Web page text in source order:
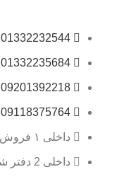
01332232544
01332235684
09201392218
09118375764
داخلی ۱ فروش _ فروشگاه
داخلی 2 دفتر شرکت